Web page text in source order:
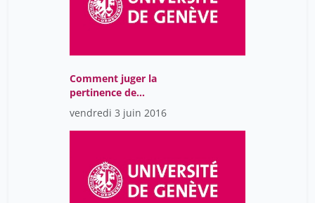
Comment juger la
pertinence de
l’information trouvée
vendredi 3 juin 2016